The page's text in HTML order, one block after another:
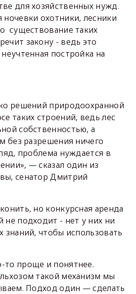
для хозяйственных нужд.
охотники, лесники
существование таких
закону - ведь это
постройка на
решений природоохранной
таких строений, ведь лес
собственностью, а
без разрешения ничего
проблема нуждается в
— сказал один из
сенатор Дмитрий
но конкурсная аренда
не подходит - нет у них ни
знаний, чтобы использовать
проще и понятнее.
такой механизм мы
Подход один — сделать